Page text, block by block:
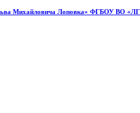
Михайловича Лоповка» ФГБОУ ВО